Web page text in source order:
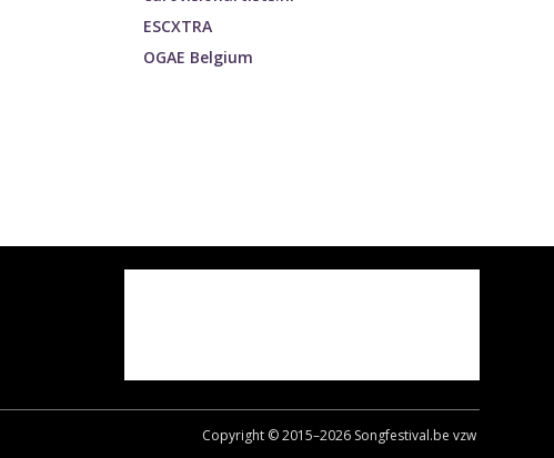
ESCXTRA
OGAE Belgium
Copyright © 2015–2026 Songfestival.be vzw